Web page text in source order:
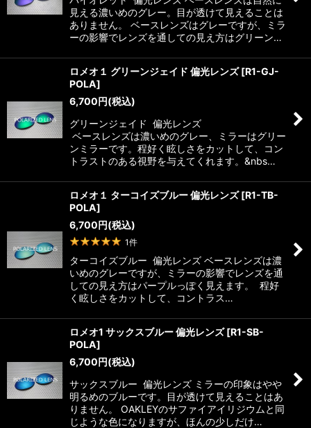
見える濃いめのグレー。目が透けて見えることは
ありません。 ベースレンズはグレーですが、ミラ
ーの影響でレンズを通しての見え方はグリーン…
ロメオ１ グリーンジェイド 偏光レンズ [R1-GJ-
POLA]
6,700円(税込)
グリーンジェイド 偏光レンズ
ベースレンズは濃いめのグレー、ミラーはグリー
ンミラーです。程好く眩しさをカットして、コン
トラストのある視野を与えてくれます。&nbs…
ロメオ１ ターコイズブルー 偏光レンズ [R1-TB-
POLA]
6,700円(税込)
1件
ターコイズブルー 偏光レンズ ベースレンズは濃
いめのグレーですが、ミラーの影響でレンズを通
しての見え方はパープルっぽく見えます。 程好
く眩しさをカットして、コントラス…
ロメオ1 サックスブルー 偏光レンズ [R1-SB-
POLA]
6,700円(税込)
サックスブルー 偏光レンズ ミラーの印象はやや
明るめのブルーです。目が透けて見えることはあ
りません。 OAKLEYのサファイアイリジウムと同
じような色になりますが、ほんの少しだけ…